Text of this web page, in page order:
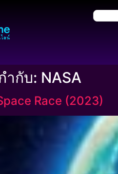
ำกับ: NASA
Race (2023)